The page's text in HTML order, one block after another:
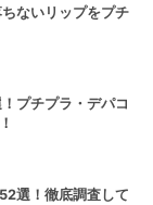
ないリップをプチ
プチプラ・デパコ
選！徹底調査して